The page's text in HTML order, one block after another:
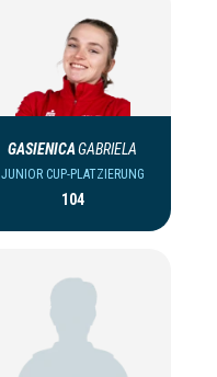
GASIENICAGABRIELA
JUNIOR CUP-PLATZIERUNG
104